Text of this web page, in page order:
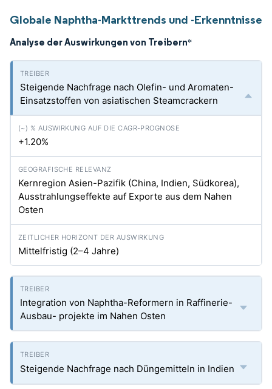
Globale Naphtha-Markttrends und -Erkenntnisse
Analyse der Auswirkungen von Treibern*
Steigende Nachfrage nach Olefin- und Aromaten-
Einsatzstoffen von asiatischen Steamcrackern
+1.20%
Kernregion Asien-Pazifik (China, Indien, Südkorea),
Ausstrahlungseffekte auf Exporte aus dem Nahen
Osten
Mittelfristig (2–4 Jahre)
Integration von Naphtha-Reformern in Raffinerie-
Ausbau- projekte im Nahen Osten
Steigende Nachfrage nach Düngemitteln in Indien